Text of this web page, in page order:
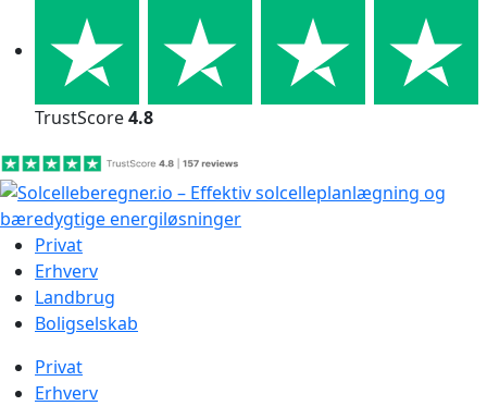
TrustScore4.8
Privat
Erhverv
Landbrug
Boligselskab
Privat
Erhverv